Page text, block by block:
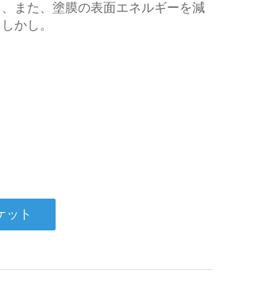
また、塗膜の表面エネルギーを減
かし。
ット